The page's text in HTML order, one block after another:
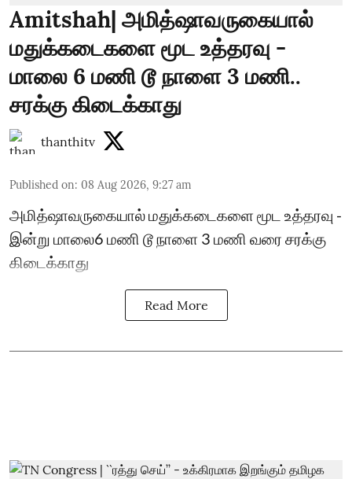
Amitshah| அமித்ஷாவருகையால்
மதுக்கடைகளை மூட உத்தரவு -
மாலை 6 மணி டூ நாளை 3 மணி..
சரக்கு கிடைக்காது
thanthitv
Published on: 08 Aug 2026, 9:27 am
அமித்ஷாவருகையால் மதுக்கடைகளை மூட உத்தரவு -
இன்று மாலை6 மணி டூ நாளை 3 மணி வரை சரக்கு
கிடைக்காது
Read More